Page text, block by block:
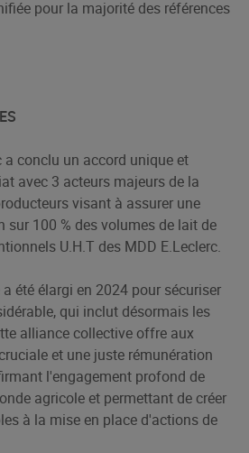
pour la majorité des références
a conclu un accord unique et
avec 3 acteurs majeurs de la
visant à assurer une
sur 100 % des volumes de lait de
U.H.T des MDD E.Leclerc.
été élargi en 2024 pour sécuriser
qui inclut désormais les
alliance collective offre aux
et une juste rémunération
l'engagement profond de
agricole et permettant de créer
à la mise en place d'actions de